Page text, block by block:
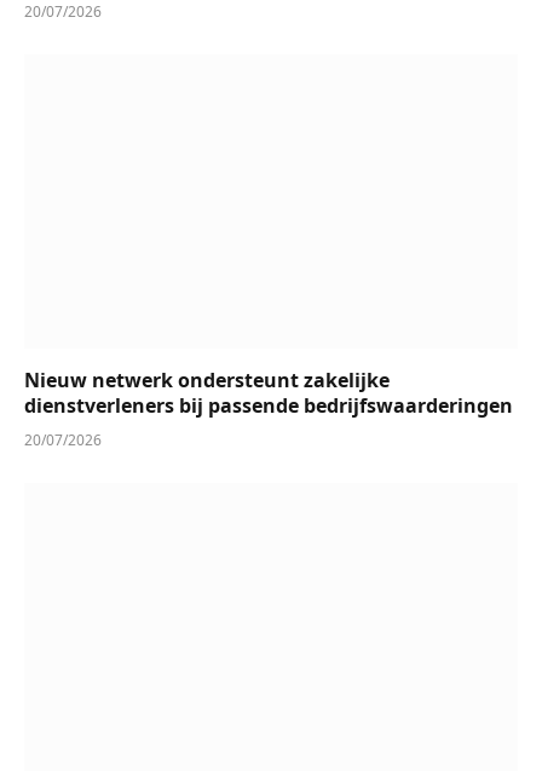
20/07/2026
Nieuw netwerk ondersteunt zakelijke
dienstverleners bij passende bedrijfswaarderingen
20/07/2026